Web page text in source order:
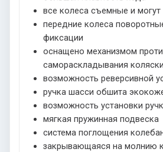
все колеса съемные и могут
передние колеса
фиксации
оснащено механизмом
самораскладывания коляски
возможность реверсивной
ручка шасси обшита
возможность установки
мягкая пружинная подвеска
система поглощения
закрывающаяся на молнию